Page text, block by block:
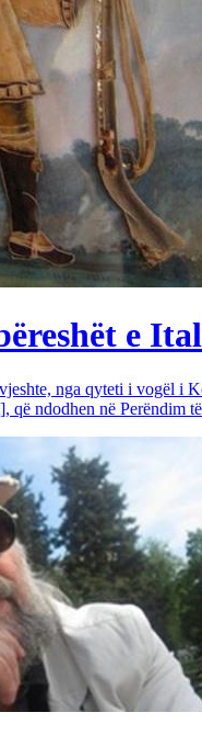
e
nga qyteti i vogël i
që ndodhen në Perëndim